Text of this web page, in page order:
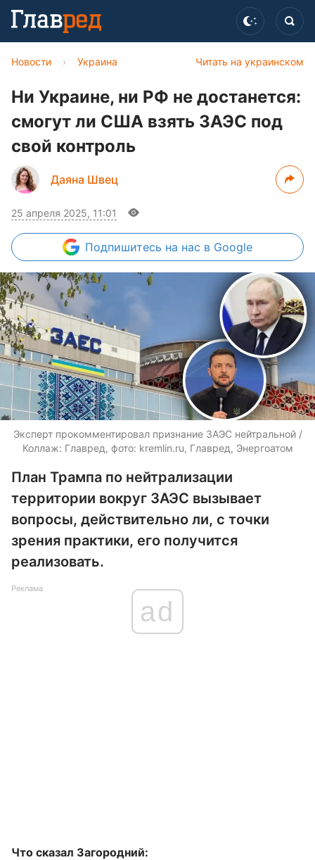
Читать на украинском
Новости › Украина
Ни Украине, ни РФ не достанется:
смогут ли США взять ЗАЭС под
свой контроль
Даяна Швец
25 апреля 2025, 11:01
Подпишитесь на нас в Google
Эксперт прокомментировал признание ЗАЭС нейтральной /
Коллаж: Главред, фото: kremlin.ru, Главред, Энергоатом
План Трампа по нейтрализации
территории вокруг ЗАЭС вызывает
вопросы, действительно ли, с точки
зрения практики, его получится
реализовать.
Реклама
ad
Что сказал Загородний: